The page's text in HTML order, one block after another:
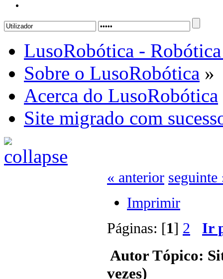
LusoRobótica -
Sobre o LusoRobótica »
Acerca do LusoRobótica
Site migrado com
« anterior seguinte
Imprimir
Páginas: [1] 2 Ir
AutorTópico:
vezes)